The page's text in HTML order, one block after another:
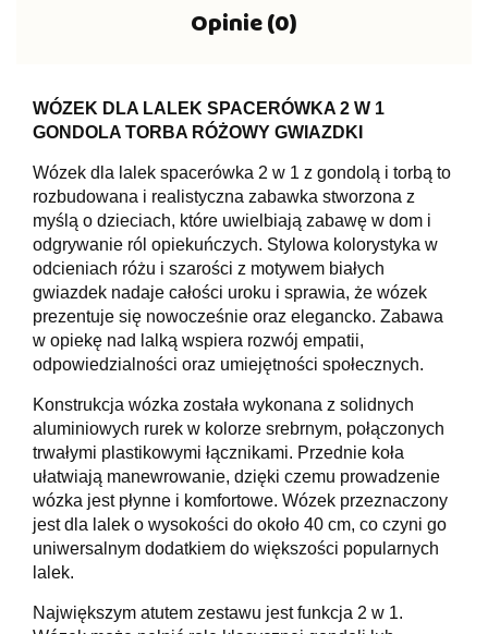
Opinie (0)
WÓZEK DLA LALEK SPACERÓWKA 2 W 1
GONDOLA TORBA RÓŻOWY GWIAZDKI
Wózek dla lalek spacerówka 2 w 1 z gondolą i torbą to
rozbudowana i realistyczna zabawka stworzona z
myślą o dzieciach, które uwielbiają zabawę w dom i
odgrywanie ról opiekuńczych. Stylowa kolorystyka w
odcieniach różu i szarości z motywem białych
gwiazdek nadaje całości uroku i sprawia, że wózek
prezentuje się nowocześnie oraz elegancko. Zabawa
w opiekę nad lalką wspiera rozwój empatii,
odpowiedzialności oraz umiejętności społecznych.
Konstrukcja wózka została wykonana z solidnych
aluminiowych rurek w kolorze srebrnym, połączonych
trwałymi plastikowymi łącznikami. Przednie koła
ułatwiają manewrowanie, dzięki czemu prowadzenie
wózka jest płynne i komfortowe. Wózek przeznaczony
jest dla lalek o wysokości do około 40 cm, co czyni go
uniwersalnym dodatkiem do większości popularnych
lalek.
Największym atutem zestawu jest funkcja 2 w 1.